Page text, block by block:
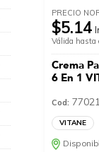
PRECIO
$5.14
Válida
Crema
6 En 1
Cod:
VITANE